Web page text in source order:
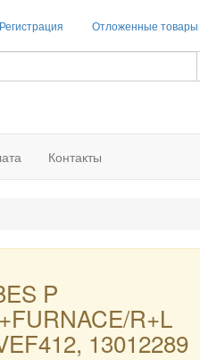
Регистрация Отложенные товары
Контакты
P
R+L
13012289